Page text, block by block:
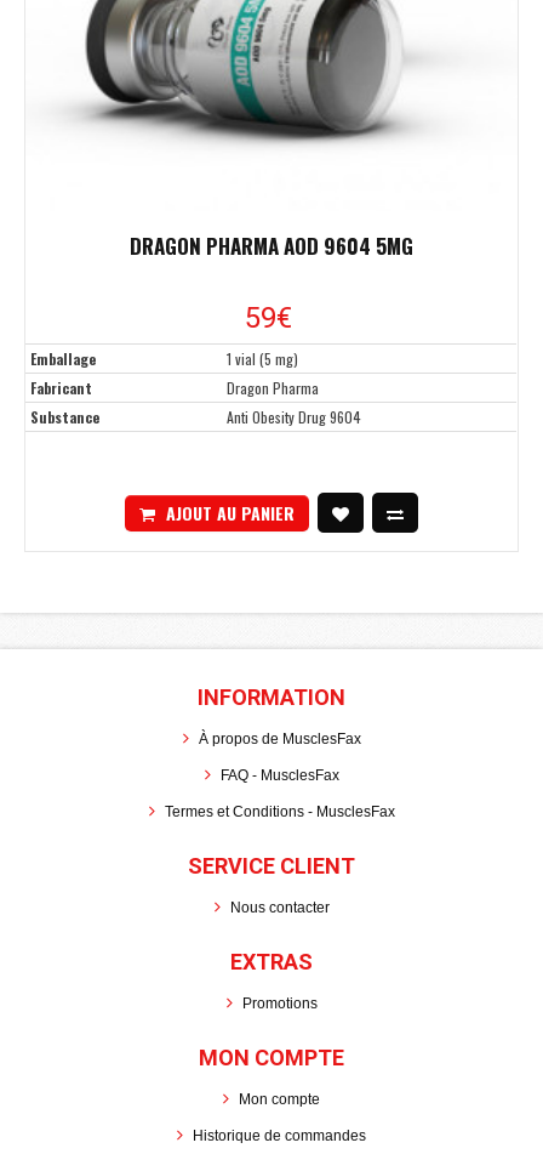
DRAGON PHARMA AOD 9604 5MG
59€
Emballage
1 vial (5 mg)
Fabricant
Dragon Pharma
Substance
Anti Obesity Drug 9604
AJOUT AU PANIER
INFORMATION
À propos de MusclesFax
FAQ - MusclesFax
Termes et Conditions - MusclesFax
SERVICE CLIENT
Nous contacter
EXTRAS
Promotions
MON COMPTE
Mon compte
Historique de commandes